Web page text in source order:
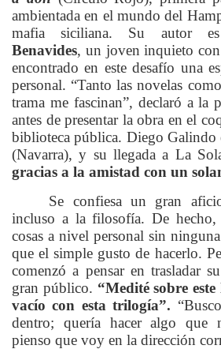
ambientada en el mundo del
mafia siciliana. Su autor es
Benavides, un joven inquieto
encontrado en este desafío una
personal. “Tanto las novelas
trama me fascinan”, declaró a la
antes de presentar la obra en el
biblioteca pública. Diego Galindo
(Navarra), y su llegada a La
gracias a la amistad con un
Se confiesa un gran
incluso a la filosofía. De hecho,
cosas a nivel personal sin
que el simple gusto de hacerlo.
comenzó a pensar en trasladar
gran público. “Medité sobre
vacío con esta trilogía”.
dentro; quería hacer algo que
pienso que voy en la dirección